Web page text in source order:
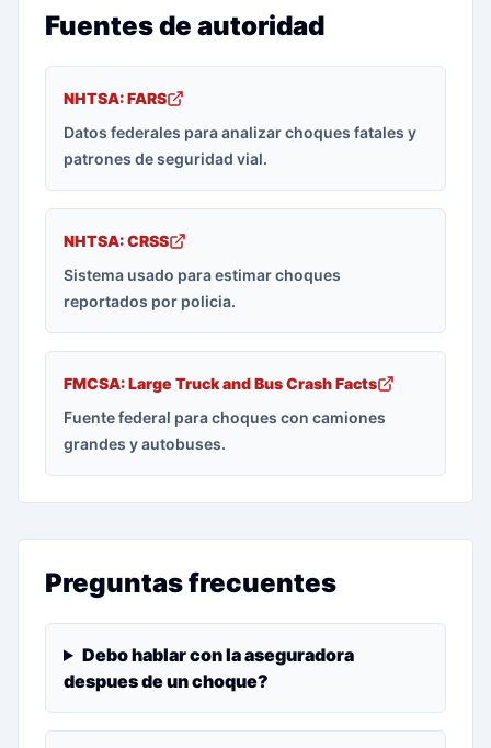
Fuentes de autoridad
NHTSA: FARS
Datos federales para analizar choques fatales y
patrones de seguridad vial.
NHTSA: CRSS
Sistema usado para estimar choques
reportados por policia.
FMCSA: Large Truck and Bus Crash Facts
Fuente federal para choques con camiones
grandes y autobuses.
Preguntas frecuentes
Debo hablar con la aseguradora
despues de un choque?